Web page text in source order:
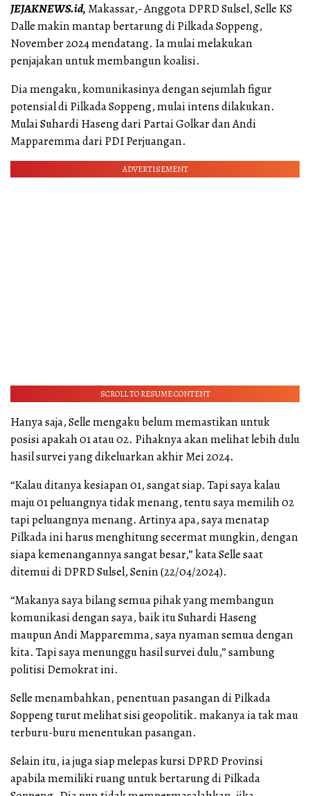
JEJAKNEWS.id, Makassar,- Anggota DPRD Sulsel, Selle KS
Dalle makin mantap bertarung di Pilkada Soppeng,
November 2024 mendatang. Ia mulai melakukan
penjajakan untuk membangun koalisi.
Dia mengaku, komunikasinya dengan sejumlah figur
potensial di Pilkada Soppeng, mulai intens dilakukan.
Mulai Suhardi Haseng dari Partai Golkar dan Andi
Mapparemma dari PDI Perjuangan.
ADVERTISEMENT
SCROLL TO RESUME CONTENT
Hanya saja, Selle mengaku belum memastikan untuk
posisi apakah 01 atau 02. Pihaknya akan melihat lebih dulu
hasil survei yang dikeluarkan akhir Mei 2024.
“Kalau ditanya kesiapan 01, sangat siap. Tapi saya kalau
maju 01 peluangnya tidak menang, tentu saya memilih 02
tapi peluangnya menang. Artinya apa, saya menatap
Pilkada ini harus menghitung secermat mungkin, dengan
siapa kemenangannya sangat besar,” kata Selle saat
ditemui di DPRD Sulsel, Senin (22/04/2024).
“Makanya saya bilang semua pihak yang membangun
komunikasi dengan saya, baik itu Suhardi Haseng
maupun Andi Mapparemma, saya nyaman semua dengan
kita. Tapi saya menunggu hasil survei dulu,” sambung
politisi Demokrat ini.
Selle menambahkan, penentuan pasangan di Pilkada
Soppeng turut melihat sisi geopolitik. makanya ia tak mau
terburu-buru menentukan pasangan.
Selain itu, ia juga siap melepas kursi DPRD Provinsi
apabila memiliki ruang untuk bertarung di Pilkada